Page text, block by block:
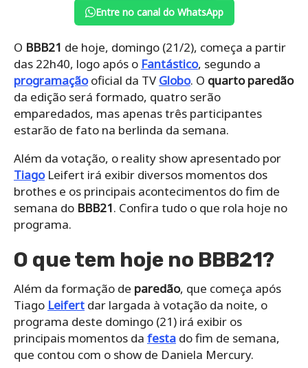
Entre no canal do WhatsApp
O BBB21 de hoje, domingo (21/2), começa a partir
das 22h40, logo após o Fantástico, segundo a
programaçãooficial da TV Globo. O quarto paredão
da edição será formado, quatro serão
emparedados, mas apenas três participantes
estarão de fato na berlinda da semana.
Além da votação, o reality show apresentado por
TiagoLeifert irá exibir diversos momentos dos
brothes e os principais acontecimentos do fim de
semana do BBB21. Confira tudo o que rola hoje no
programa.
O que tem hoje no BBB21?
Além da formação de paredão, que começa após
Tiago Leifert dar largada à votação da noite, o
programa deste domingo (21) irá exibir os
principais momentos da festa do fim de semana,
que contou com o show de Daniela Mercury.